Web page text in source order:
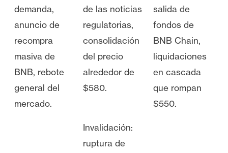
demanda,
anuncio de
recompra
masiva de
BNB, rebote
general del
mercado.
de las noticias
regulatorias,
consolidación
del precio
alrededor de
$580.
salida de
fondos de
BNB Chain,
liquidaciones
en cascada
que rompan
$550.
Invalidación:
ruptura de